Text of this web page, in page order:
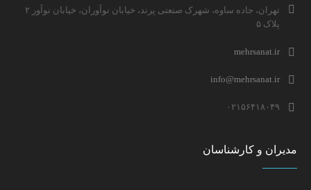
تهران، جاده ساوه، شهرک صنعتی پرند، خیابان نوآوران، خیابان نوآور ۲
پلاک ۵
mehrsanat.ir
info@mehrsanat.ir
۰۲۱۵۶۴۱۸۰۴۹
مدیران و کارشناسان